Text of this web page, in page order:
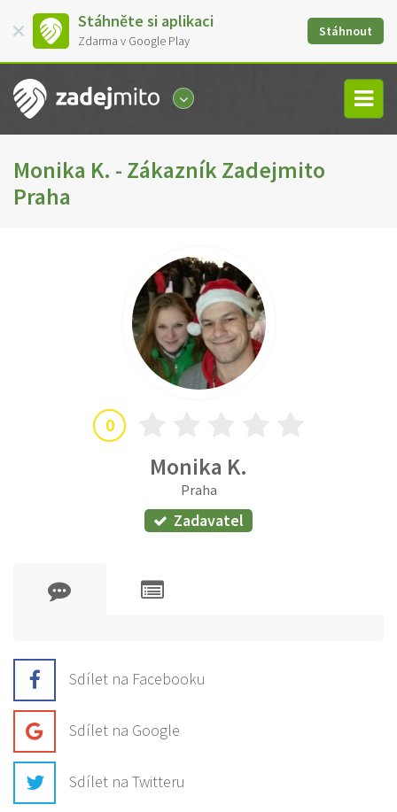
Stáhněte si aplikaci
Zdarma v Google Play
Stáhnout
Monika K. - Zákazník Zadejmito
Praha
0
Monika K.
Praha
Zadavatel
Sdílet na Facebooku
Sdílet na Google
Sdílet na Twitteru